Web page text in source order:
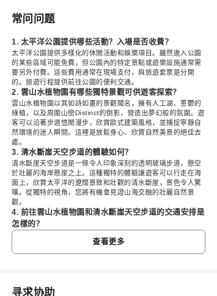
常问问题
1. 太平洋公園提供哪些活動？入場是否收費？
太平洋公園提供多樣化的休閒活動和娛樂項目。雖然進入公園
的某些區域可能免費，但公園內的特定景點或遊樂設施通常需
要另外付費。這些費用通常在現場支付，與旅遊套票是分開
的。旅遊行程提供前往公園的便利交通。
2. 雲山水植物園有哪些獨特景觀可供遊客探索？
雲山水植物園以其如詩如畫的景觀聞名，擁有人工湖、蔥鬱的
綠植，以及周圍山巒Distinct的倒影，營造出夢幻般的氛圍。遊
客可以沿著步道悠閒漫步，欣賞歐式建築風格，並捕捉寧靜自
然環境的迷人瞬間。這裡是放鬆身心、欣賞自然美景的絕佳去
處。
3. 清水斷崖天空步道的體驗如何？
清水斷崖天空步道是一條令人印象深刻的透明玻璃步道，懸空
於壯麗的海岸懸崖之上。這種獨特的體驗讓遊客可以行走在海
面上，欣賞太平洋的遼闊景致和壯觀的清水斷崖，景色令人驚
嘆。從獨特的視角，您將有機會見證山海交融的壯麗自然景
觀。
4. 前往雲山水植物園和清水斷崖天空步道的交通安排是
怎樣的？
為方便前往雲山水植物園和清水斷崖天空步道，本次行程提供
往返接駁服務。您將由經驗豐富的司機舒適地接送，無需擔心
規劃公共交通路線或自駕。這確保了所有景點之間的旅程便捷
一般來說，遊客在雲山水植物園的遊覽時間約為1至1.5小時。
查看更多
寻求协助